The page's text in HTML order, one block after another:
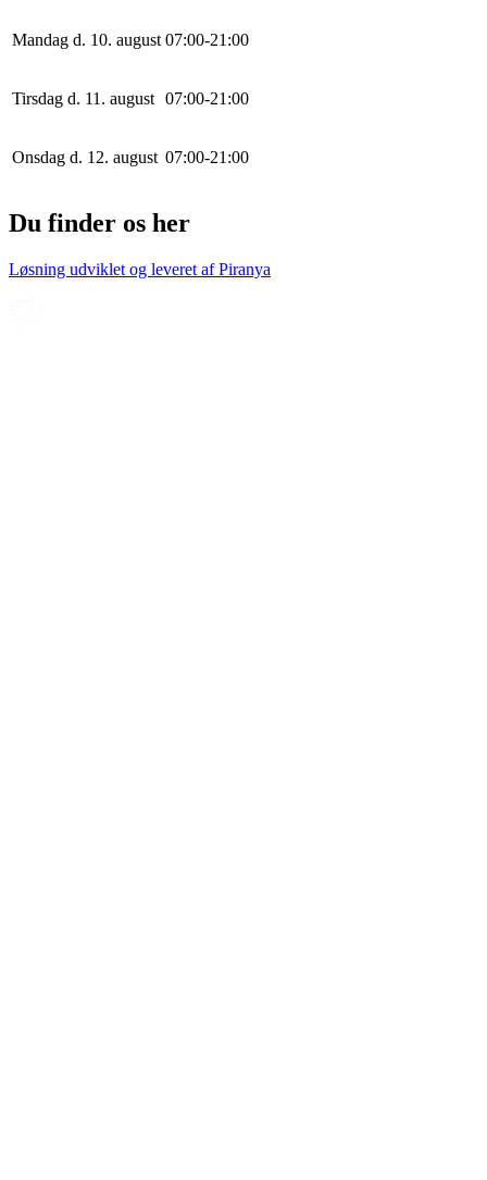
Mandag d. 10. august 07:00-21 :00
Tirsdag d. 11. august 07:00-21 :00
Onsdag d. 12. august 07:00-21 :00
Du finder os her
Løsning udviklet og leveret afPiranya